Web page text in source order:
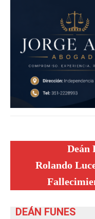
Deán
Rolando
DEÁN FUNES